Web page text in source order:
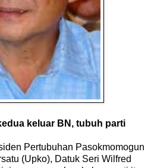
keluar BN, tubuh parti
Pertubuhan Pasokmomogun
(Upko), Datuk Seri Wilfred